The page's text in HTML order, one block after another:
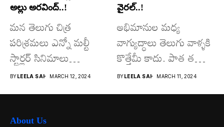
అల్లు అరవింద్..!
మన తెలుగు చిత్ర
పరిశ్రమలు ఎన్నో మల్టీ
స్టార్లర్ సినిమాలు
వచ్చాయి.. కొన్ని సినిమాలు
అయితే...
BY LEELA SAI MARCH 12, 2024
వైరల్..!
అభిమానుల మధ్య
వాగ్యుద్ధాలు తెలుగు వాళ్ళకి
కొత్తేమీ కాదు. పాత తరం
నటుల నుంచి నేటి...
BY LEELA SAI MARCH 11, 2024
About Us